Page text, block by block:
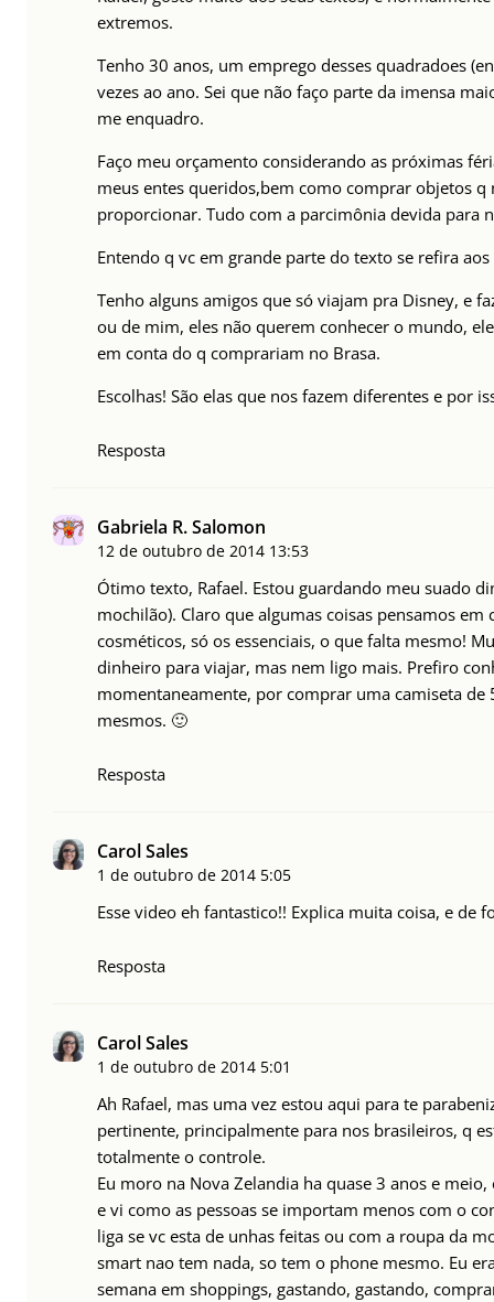
extremos.
Tenho 30 anos, um emprego desses quadradoes
vezes ao ano. Sei que não faço parte da imensa
me enquadro.
Faço meu orçamento considerando as próximas
meus entes queridos,bem como comprar objetos
proporcionar. Tudo com a parcimônia devida para
Entendo q vc em grande parte do texto se refira
Tenho alguns amigos que só viajam pra Disney, e
ou de mim, eles não querem conhecer o mundo,
em conta do q comprariam no Brasa.
Escolhas! São elas que nos fazem diferentes e por
Resposta
Gabriela R. Salomon
12 de outubro de 2014 13:53
Ótimo texto, Rafael. Estou guardando meu suado
mochilão). Claro que algumas coisas pensamos
cosméticos, só os essenciais, o que falta mesmo!
dinheiro para viajar, mas nem ligo mais. Prefiro
momentaneamente, por comprar uma camiseta
mesmos. 🙂
Resposta
Carol Sales
1 de outubro de 2014 5:05
Esse video eh fantastico!! Explica muita coisa, e
Resposta
Carol Sales
1 de outubro de 2014 5:01
Ah Rafael, mas uma vez estou aqui para te
pertinente, principalmente para nos brasileiros, q
totalmente o controle.
Eu moro na Nova Zelandia ha quase 3 anos e
e vi como as pessoas se importam menos com o
liga se vc esta de unhas feitas ou com a roupa da
smart nao tem nada, so tem o phone mesmo. Eu
semana em shoppings, gastando, gastando,